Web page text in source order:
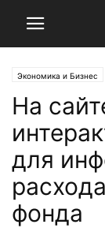
Экономика и Бизнес
На
для
фонда